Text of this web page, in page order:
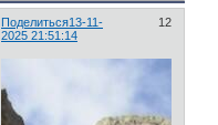
Поделиться 12
13-11-
2025 21:51:14